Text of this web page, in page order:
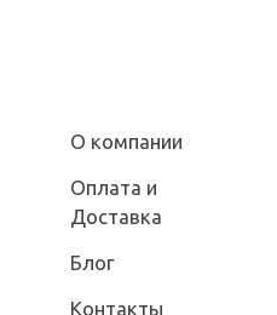
О компании
Оплата и
Доставка
Блог
Контакты